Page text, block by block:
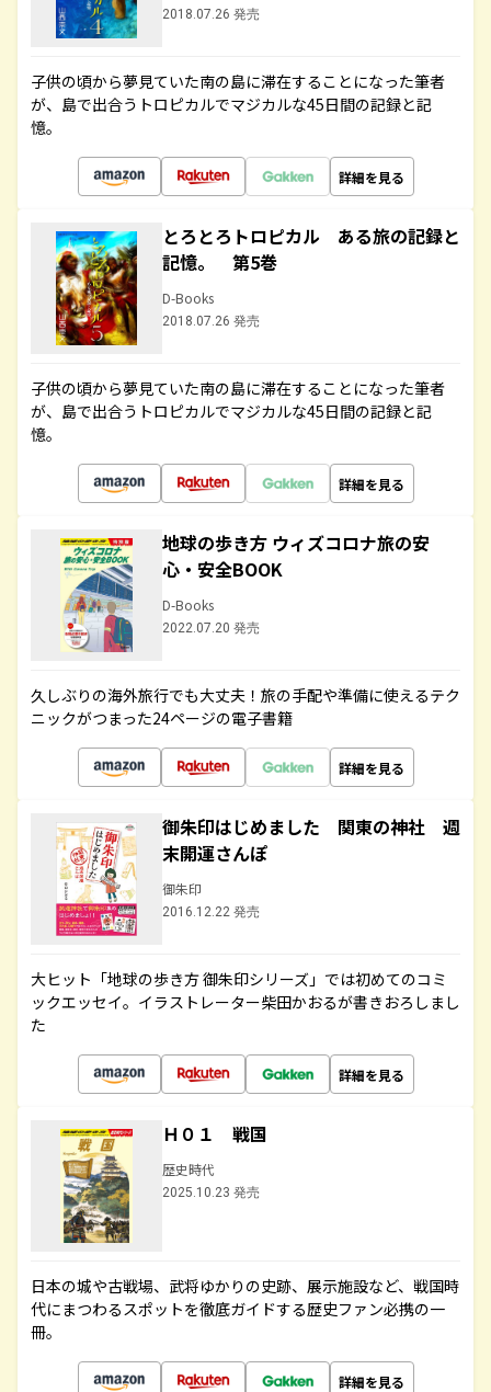
2018.07.26 発売
子供の頃から夢見ていた南の島に滞在することになった筆者
が、島で出合うトロピカルでマジカルな45日間の記録と記
憶。
詳細を見る
とろとろトロピカル ある旅の記録と
記憶。 第5巻
D-Books
2018.07.26 発売
子供の頃から夢見ていた南の島に滞在することになった筆者
が、島で出合うトロピカルでマジカルな45日間の記録と記
憶。
詳細を見る
地球の歩き方 ウィズコロナ旅の安
心・安全BOOK
D-Books
2022.07.20 発売
久しぶりの海外旅行でも大丈夫！旅の手配や準備に使えるテク
ニックがつまった24ページの電子書籍
詳細を見る
御朱印はじめました 関東の神社 週
末開運さんぽ
御朱印
2016.12.22 発売
大ヒット「地球の歩き方 御朱印シリーズ」では初めてのコミ
ックエッセイ。イラストレーター柴田かおるが書きおろしまし
た
詳細を見る
Ｈ０１ 戦国
歴史時代
2025.10.23 発売
日本の城や古戦場、武将ゆかりの史跡、展示施設など、戦国時
代にまつわるスポットを徹底ガイドする歴史ファン必携の一
冊。
詳細を見る